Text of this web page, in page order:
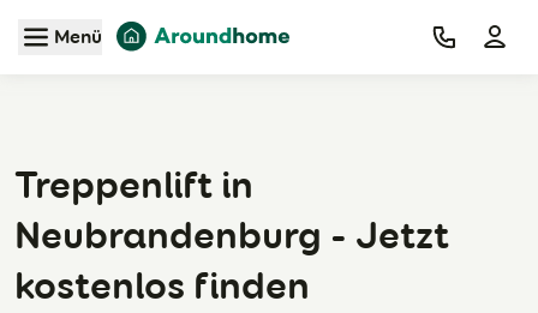
Zum Hauptinhalt
Menü
Treppenlift in
Neubrandenburg - Jetzt
kostenlos finden